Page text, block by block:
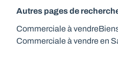
Autres pages de
Commerciale à vendre
Commerciale à vendre en